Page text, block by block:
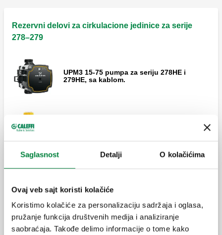
Saglasnost Detalji O kolačićima
Ovaj veb sajt koristi kolačiće
Koristimo kolačiće za personalizaciju sadržaja i oglasa,
pružanje funkcija društvenih medija i analiziranje
saobraćaja. Takođe delimo informacije o tome kako
Rezervni delovi za cirkulacione jedinice za serije
278–279
UPM3 15-75 pumpa za seriju 278HE i
279HE, sa kablom.
Rezervni delovi za cirkulacione grupe.
Proširi